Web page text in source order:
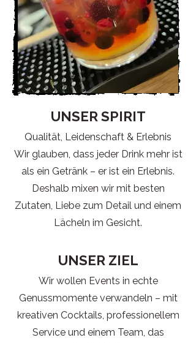
UNSER SPIRIT
Qualität, Leidenschaft & Erlebnis
Wir glauben, dass jeder Drink mehr ist
als ein Getränk – er ist ein Erlebnis.
Deshalb mixen wir mit besten
Zutaten, Liebe zum Detail und einem
Lächeln im Gesicht.
UNSER ZIEL
Wir wollen Events in echte
Genussmomente verwandeln – mit
kreativen Cocktails, professionellem
Service und einem Team, das